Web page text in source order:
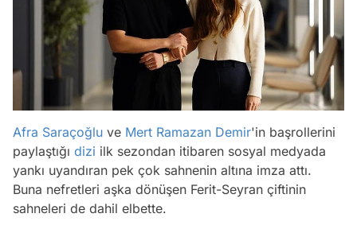
Afra Saraçoğlu ve Mert Ramazan Demir'in başrollerini
paylaştığı dizi ilk sezondan itibaren sosyal medyada
yankı uyandıran pek çok sahnenin altına imza attı.
Buna nefretleri aşka dönüşen Ferit-Seyran çiftinin
sahneleri de dahil elbette.